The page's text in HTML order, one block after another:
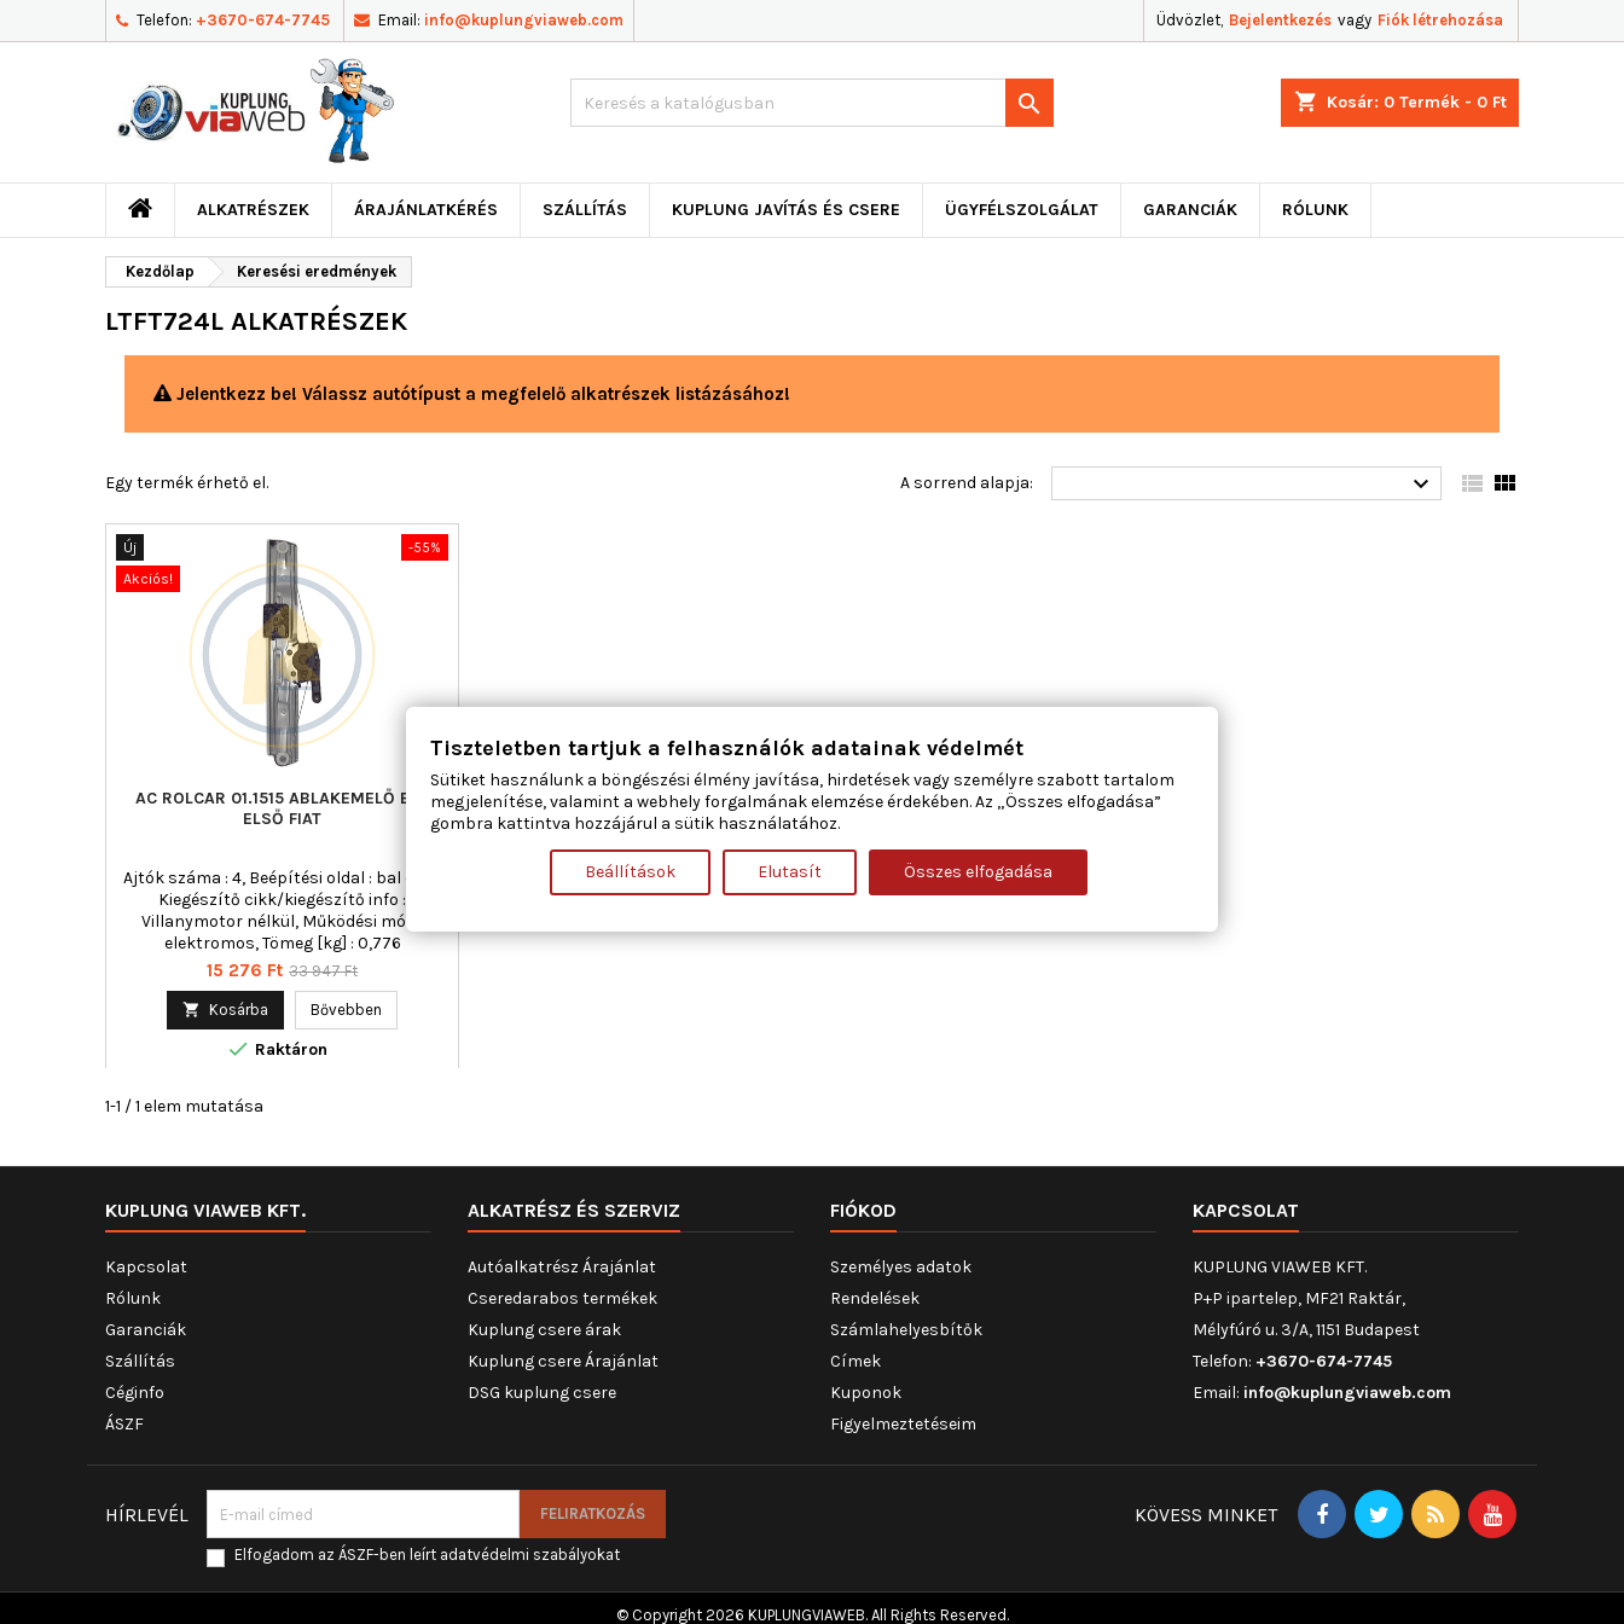
Telefon: +3670-674-7745 Email: info@kuplungviaweb.com Üdvözlet, Bejelentkezés vagy Fiók létrehozása
shopping_cart Kosár: 0 Termék - 0 Ft

ALKATRÉSZEK ÁRAJÁNLATKÉRÉS SZÁLLÍTÁS KUPLUNG JAVÍTÁS ÉS CSERE ÜGYFÉLSZOLGÁLAT GARANCIÁK RÓLUNK
Kezdőlap Keresési eredmények
LTFT724L ALKATRÉSZEK
Jelentkezz be! Válassz autótípust a megfelelő alkatrészek listázásához!
Egy termék érhető el. A sorrend alapja:   
-55%
Új
Akciós!
AC ROLCAR 01.1515 ABLAKEMELŐ BAL
ELSŐ FIAT
Ajtók száma : 4, Beépítési oldal : bal első,
Kiegészítő cikk/kiegészítő info :
Villanymotor nélkül, Működési mód :
elektromos, Tömeg [kg] : 0,776
Ár
15 276 Ft Normál
33 947 Ft
 Kosárba Bővebben
 Raktáron
1-1 / 1 elem mutatása
KUPLUNG VIAWEB KFT.
Kapcsolat
Rólunk
Garanciák
Szállítás
Céginfo
ÁSZF
ALKATRÉSZ ÉS SZERVIZ
Autóalkatrész Árajánlat
Cseredarabos termékek
Kuplung csere árak
Kuplung csere Árajánlat
DSG kuplung csere
FIÓKOD
Személyes adatok
Rendelések
Számlahelyesbítők
Címek
Kuponok
Figyelmeztetéseim
KAPCSOLAT
KUPLUNG VIAWEB KFT.
P+P ipartelep, MF21 Raktár,
Mélyfúró u. 3/A, 1151 Budapest
Telefon: +3670-674-7745
Email: info@kuplungviaweb.com
HÍRLEVÉL
Elfogadom az ÁSZF-ben leírt adatvédelmi szabályokat
KÖVESS MINKET
© Copyright 2026 KUPLUNGVIAWEB. All Rights Reserved.
Tiszteletben tartjuk a felhasználók adatainak védelmét
Sütiket használunk a böngészési élmény javítása, hirdetések vagy személyre szabott tartalom
megjelenítése, valamint a webhely forgalmának elemzése érdekében. Az „Összes elfogadása”
gombra kattintva hozzájárul a sütik használatához.
Beállítások Elutasít Összes elfogadása